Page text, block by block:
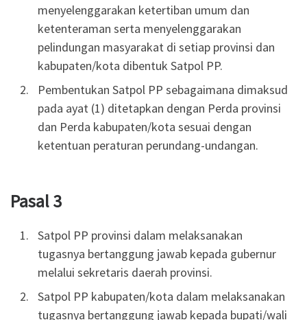
menyelenggarakan ketertiban umum dan
ketenteraman serta menyelenggarakan
pelindungan masyarakat di setiap provinsi dan
kabupaten/kota dibentuk Satpol PP.
Pembentukan Satpol PP sebagaimana dimaksud
pada ayat (1) ditetapkan dengan Perda provinsi
dan Perda kabupaten/kota sesuai dengan
ketentuan peraturan perundang-undangan.
Pasal 3
Satpol PP provinsi dalam melaksanakan
tugasnya bertanggung jawab kepada gubernur
melalui sekretaris daerah provinsi.
Satpol PP kabupaten/kota dalam melaksanakan
tugasnya bertanggung jawab kepada bupati/wali